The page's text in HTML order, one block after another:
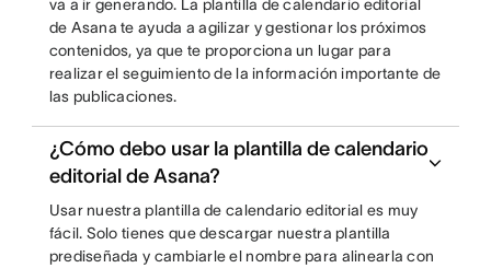
va a ir generando. La plantilla de calendario editorial
de Asana te ayuda a agilizar y gestionar los próximos
contenidos, ya que te proporciona un lugar para
realizar el seguimiento de la información importante de
las publicaciones.
¿Cómo debo usar la plantilla de calendario
editorial de Asana?
Usar nuestra plantilla de calendario editorial es muy
fácil. Solo tienes que descargar nuestra plantilla
prediseñada y cambiarle el nombre para alinearla con